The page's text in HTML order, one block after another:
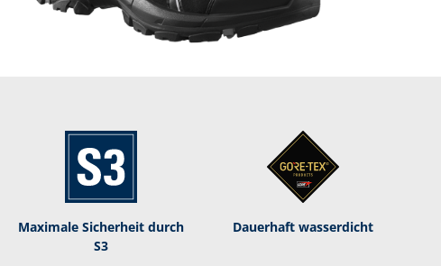
Maximale Sicherheit durch
S3
Dauerhaft was­ser­dicht